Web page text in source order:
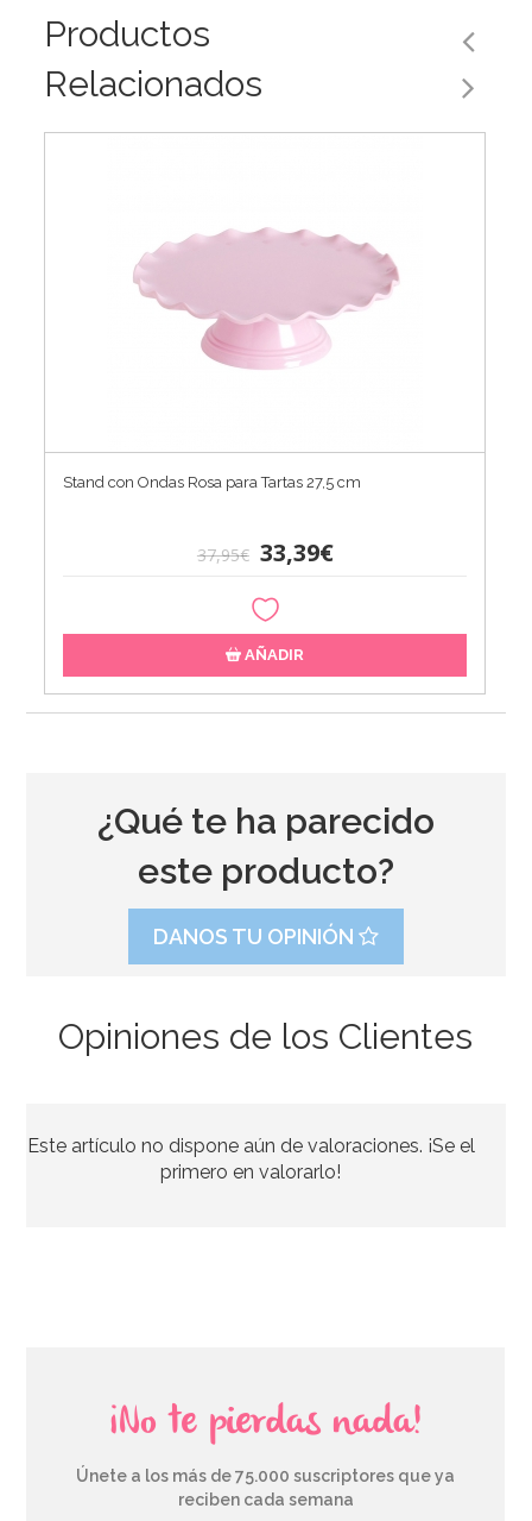
Productos
Relacionados
Stand con Ondas Rosa para Tartas 27,5 cm
37,95€ 33,39€
AÑADIR
4,95€ 4,45€
¿Qué te ha parecido
este producto?
DANOS TU OPINIÓN
Opiniones de los Clientes
Este artículo no dispone aún de valoraciones. ¡Se el
primero en valorarlo!
¡No te pierdas nada!
Únete a los más de 75.000 suscriptores que ya
reciben cada semana